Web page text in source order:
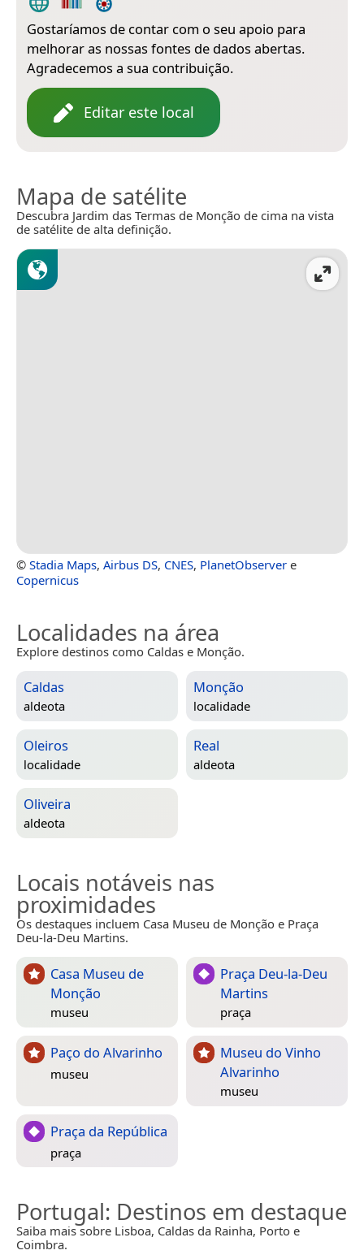
Gostaríamos de contar com o seu apoio para
melhorar as nossas fontes de dados abertas.
Agradecemos a sua contribuição.
Editar este local
Mapa de satélite
Descubra Jardim das Termas de Monção de cima na vista
de satélite de alta definição.
© Stadia Maps, Airbus DS, CNES, PlanetObserver e
Copernicus
Localidades na área
Explore destinos como Caldas e Monção.
Caldas
aldeota
Monção
localidade
Oleiros
localidade
Real
aldeota
Oliveira
aldeota
Locais notáveis nas
proximidades
Os destaques incluem Casa Museu de Monção e Praça
Deu-la-Deu Martins.
Casa Museu de
Monção
museu
Praça Deu-la-Deu
Martins
praça
Paço do Alvarinho
museu
Museu do Vinho
Alvarinho
museu
Praça da República
praça
Portugal: Destinos em destaque
Saiba mais sobre Lisboa, Caldas da Rainha, Porto e
Coimbra.